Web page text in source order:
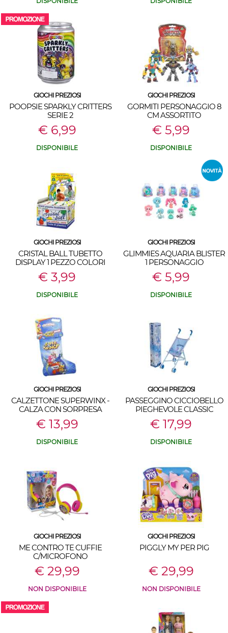
GIOCHI PREZIOSI
POOPSIE SPARKLY CRITTERS
SERIE 2
€ 6,99
DISPONIBILE
GIOCHI PREZIOSI
GORMITI PERSONAGGIO 8
CM ASSORTITO
€ 5,99
DISPONIBILE
GIOCHI PREZIOSI
CRISTAL BALL TUBETTO
DISPLAY 1 PEZZO COLORI
ASSORTITI
€ 3,99
DISPONIBILE
GIOCHI PREZIOSI
GLIMMIES AQUARIA BLISTER
1 PERSONAGGIO
€ 5,99
DISPONIBILE
GIOCHI PREZIOSI
CALZETTONE SUPERWINX -
CALZA CON SORPRESA
€ 13,99
DISPONIBILE
GIOCHI PREZIOSI
PASSEGGINO CICCIOBELLO
PIEGHEVOLE CLASSIC
€ 17,99
DISPONIBILE
GIOCHI PREZIOSI
ME CONTRO TE CUFFIE
C/MICROFONO
€ 29,99
NON DISPONIBILE
GIOCHI PREZIOSI
PIGGLY MY PER PIG
€ 29,99
NON DISPONIBILE